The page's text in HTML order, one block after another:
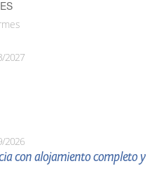
2027
2026
con alojamiento completo y